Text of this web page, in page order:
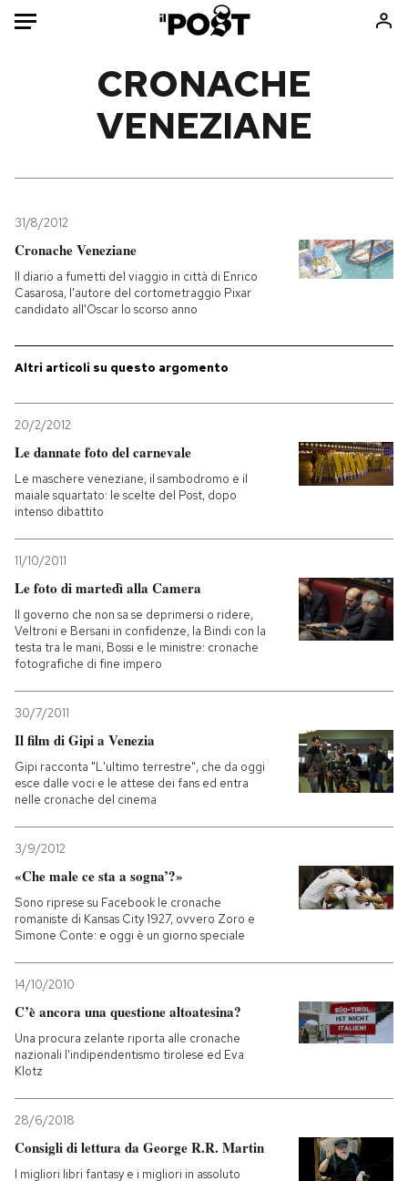
Mondo
Tecnologia
Internet
Scienza
Cultura
Sport
Libri
Ok Boomer!
Media
PODCAST
NEWSLETTER
I MIEI PREFERITI
SHOP
AREA PERSONALE
Entra
CRONACHE
VENEZIANE
31/8/2012
Cronache Veneziane
Il diario a fumetti del viaggio in città di Enrico
Casarosa, l'autore del cortometraggio Pixar
candidato all'Oscar lo scorso anno
Altri articoli su questo argomento
20/2/2012
Le dannate foto del carnevale
Le maschere veneziane, il sambodromo e il
maiale squartato: le scelte del Post, dopo
intenso dibattito
11/10/2011
Le foto di martedì alla Camera
Il governo che non sa se deprimersi o ridere,
Veltroni e Bersani in confidenze, la Bindi con la
testa tra le mani, Bossi e le ministre: cronache
fotografiche di fine impero
30/7/2011
Il film di Gipi a Venezia
Gipi racconta "L'ultimo terrestre", che da oggi
esce dalle voci e le attese dei fans ed entra
nelle cronache del cinema
3/9/2012
«Che male ce sta a sogna’?»
Sono riprese su Facebook le cronache
romaniste di Kansas City 1927, ovvero Zoro e
Simone Conte: e oggi è un giorno speciale
14/10/2010
C’è ancora una questione altoatesina?
Una procura zelante riporta alle cronache
nazionali l'indipendentismo tirolese ed Eva
Klotz
28/6/2018
Consigli di lettura da George R.R. Martin
I migliori libri fantasy e i migliori in assoluto